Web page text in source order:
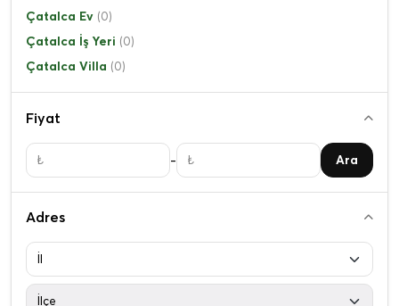
Çatalca Ev (0)
Çatalca İş Yeri (0)
Çatalca Villa (0)
Fiyat
- Ara
Adres